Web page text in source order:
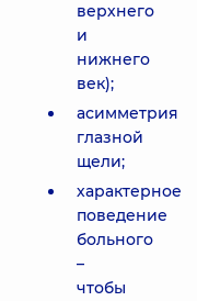
верхнего
и
нижнего
век);
асимметрия
глазной
щели;
характерное
поведение
больного
–
чтобы